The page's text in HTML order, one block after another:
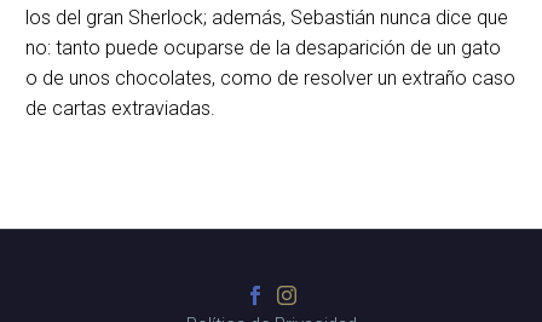
los del gran Sherlock; además, Sebastián nunca dice que
no: tanto puede ocuparse de la desaparición de un gato
o de unos chocolates, como de resolver un extraño caso
de cartas extraviadas.